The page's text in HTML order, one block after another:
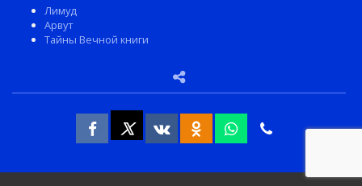
Лимуд
Арвут
Тайны Вечной книги